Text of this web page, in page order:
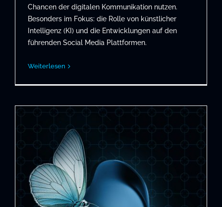
Chancen der digitalen Kommunikation nutzen.
Besonders im Fokus: die Rolle von künstlicher
Intelligenz (KI) und die Entwicklungen auf den
führenden Social Media Plattformen.
Weiterlesen